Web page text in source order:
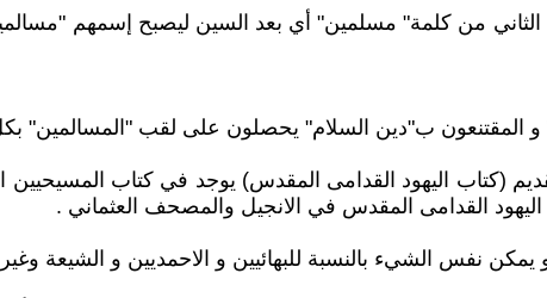
من كلمة" مسلمين" أي بعد السين ليصبح إسمهم
و المقتنعون ب"دين السلام" يحصلون على لقب
(كتاب اليهود القدامى المقدس) يوجد في كتاب
القدامى المقدس في الانجيل والمصحف العثماني .
نفس الشيء بالنسبة للبهائيين و الاحمديين و الشيعة